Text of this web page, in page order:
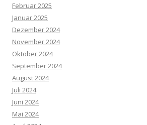
Februar 2025
Januar 2025
Dezember 2024
November 2024
Oktober 2024
September 2024
August 2024
Juli 2024
Juni 2024
Mai 2024